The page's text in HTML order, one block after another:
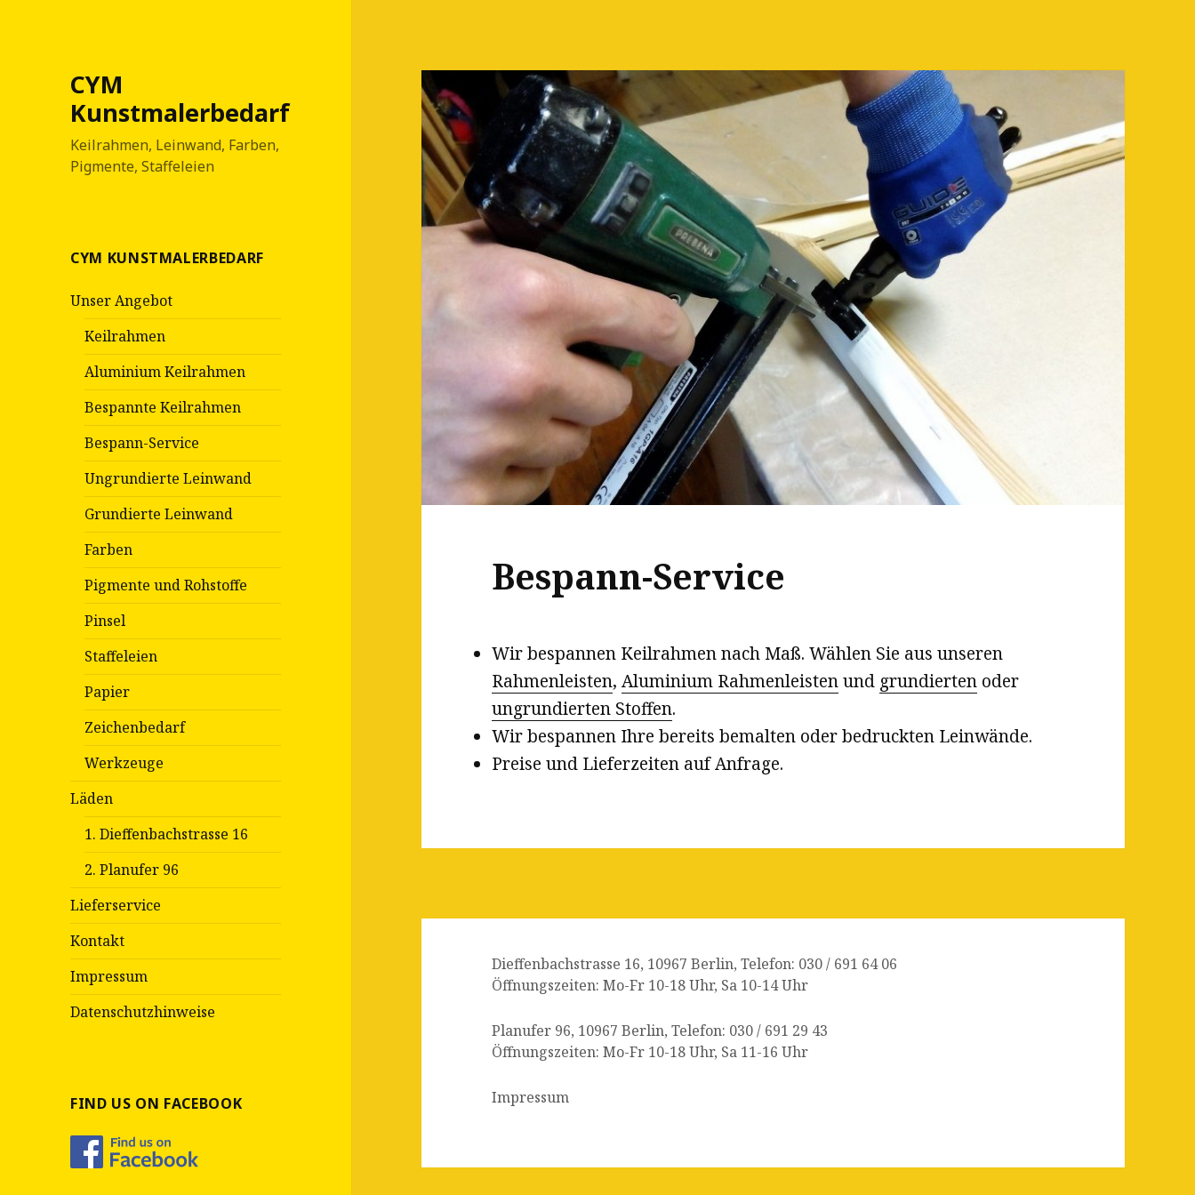
CYM
Kunstmalerbedarf
Keilrahmen, Leinwand, Farben,
Pigmente, Staffeleien
CYM KUNSTMALERBEDARF
Unser Angebot
Keilrahmen
Aluminium Keilrahmen
Bespannte Keilrahmen
Bespann-Service
Ungrundierte Leinwand
Grundierte Leinwand
Farben
Pigmente und Rohstoffe
Pinsel
Staffeleien
Papier
Zeichenbedarf
Werkzeuge
Läden
1. Dieffenbachstrasse 16
2. Planufer 96
Lieferservice
Kontakt
Impressum
Datenschutzhinweise
FIND US ON FACEBOOK
Bespann-Service
Wir bespannen Keilrahmen nach Maß. Wählen Sie aus unseren
Rahmenleisten,Aluminium Rahmenleistenund grundierten oder
ungrundierten Stoffen.
Wir bespannen Ihre bereits bemalten oder bedruckten Leinwände.
Preise und Lieferzeiten auf Anfrage.
Dieffenbachstrasse 16, 10967 Berlin, Telefon: 030 / 691 64 06
Öffnungszeiten: Mo-Fr 10-18 Uhr, Sa 10-14 Uhr
Planufer 96, 10967 Berlin, Telefon: 030 / 691 29 43
Öffnungszeiten: Mo-Fr 10-18 Uhr, Sa 11-16 Uhr
Impressum